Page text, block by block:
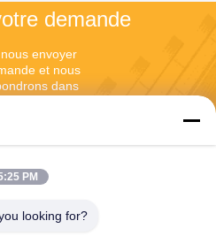
demande
envoyer
et nous
dans
PM
looking for?